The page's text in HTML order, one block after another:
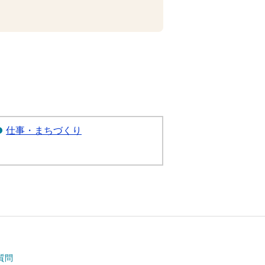
仕事・まちづくり
問